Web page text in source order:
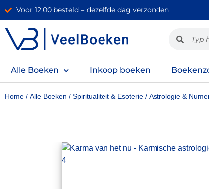
Voor 12:00 besteld = dezelfde dag verzonden
Alle Boeken Inkoop boeken
Home / Alle Boeken / Spiritualiteit & Esoterie / Astrologie &